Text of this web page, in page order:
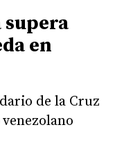
supera
en
de la Cruz